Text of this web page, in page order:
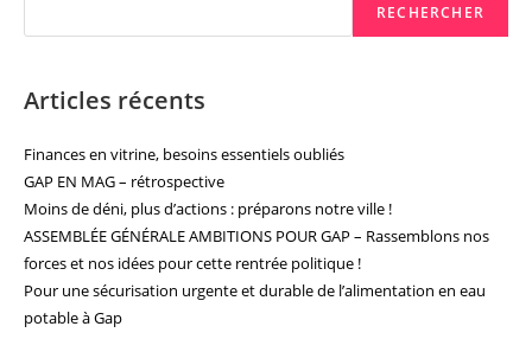
RECHERCHER
Articles récents
Finances en vitrine, besoins essentiels oubliés
GAP EN MAG – rétrospective
Moins de déni, plus d’actions : préparons notre ville !
ASSEMBLÉE GÉNÉRALE AMBITIONS POUR GAP – Rassemblons nos
forces et nos idées pour cette rentrée politique !
Pour une sécurisation urgente et durable de l’alimentation en eau
potable à Gap